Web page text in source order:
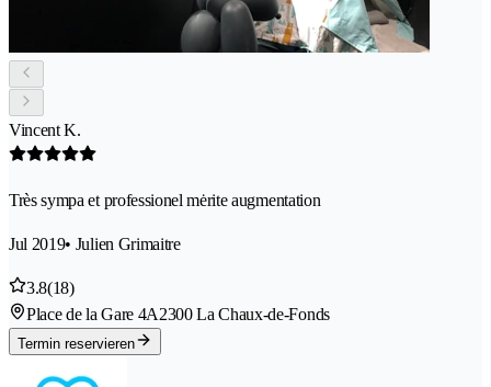
Vincent K.
Très sympa et professionel mėrite augmentation
Jul 2019• Julien Grimaitre
3.8(18)
Place de la Gare 4A2300 La Chaux-de-Fonds
Termin reservieren